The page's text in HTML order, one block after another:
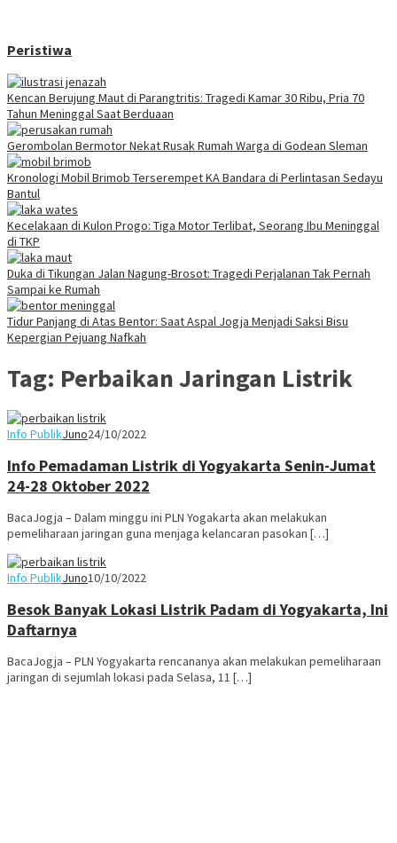
Peristiwa
Kencan Berujung Maut di Parangtritis: Tragedi Kamar 30 Ribu, Pria 70
Tahun Meninggal Saat Berduaan
Gerombolan Bermotor Nekat Rusak Rumah Warga di Godean Sleman
Kronologi Mobil Brimob Terserempet KA Bandara di Perlintasan Sedayu
Bantul
Kecelakaan di Kulon Progo: Tiga Motor Terlibat, Seorang Ibu Meninggal
di TKP
Duka di Tikungan Jalan Nagung-Brosot: Tragedi Perjalanan Tak Pernah
Sampai ke Rumah
Tidur Panjang di Atas Bentor: Saat Aspal Jogja Menjadi Saksi Bisu
Kepergian Pejuang Nafkah
Tag: Perbaikan Jaringan Listrik
Info PublikJuno24/10/2022
Info Pemadaman Listrik di Yogyakarta Senin-Jumat
24-28 Oktober 2022
BacaJogja – Dalam minggu ini PLN Yogakarta akan melakukan
pemeliharaan jaringan guna menjaga kelancaran pasokan […]
Info PublikJuno10/10/2022
Besok Banyak Lokasi Listrik Padam di Yogyakarta, Ini
Daftarnya
BacaJogja – PLN Yogyakarta rencananya akan melakukan pemeliharaan
jaringan di sejumlah lokasi pada Selasa, 11 […]